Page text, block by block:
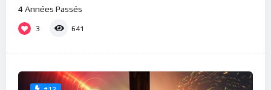
4 Années Passés
3 641